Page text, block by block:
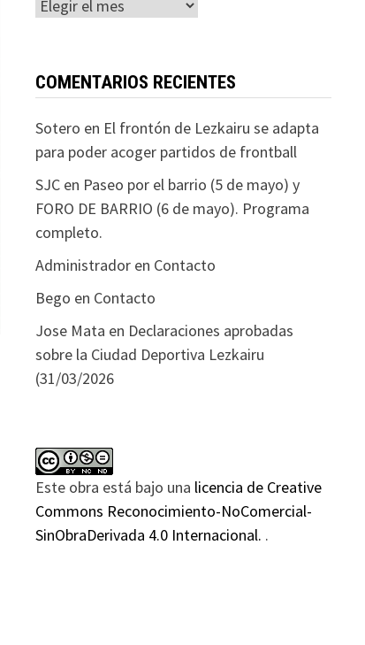
Histórico
COMENTARIOS RECIENTES
Sotero en El frontón de Lezkairu se adapta
para poder acoger partidos de frontball
SJCen Paseo por el barrio (5 de mayo) y
FORO DE BARRIO (6 de mayo). Programa
completo.
Administradoren Contacto
Bego en Contacto
Jose Mata en Declaraciones aprobadas
sobre la Ciudad Deportiva Lezkairu
(31/03/2026
Este obra está bajo una licencia de Creative
Commons Reconocimiento-NoComercial-
SinObraDerivada 4.0 Internacional. .